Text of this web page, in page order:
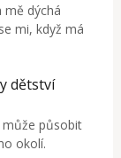
mě dýchá
mi, když má
dětství
působit
okolí.